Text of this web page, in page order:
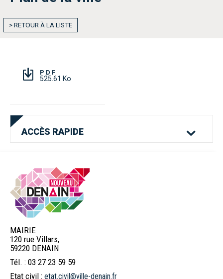
> RETOUR À LA LISTE
PDF
525.61 Ko
ACCÈS RAPIDE
Mes services en
ligne
Logement
MAIRIE
120 rue Villars,
59220 DENAIN
Tél. : 03 27 23 59 59
Etat civil : etat.civil@ville-denain.fr